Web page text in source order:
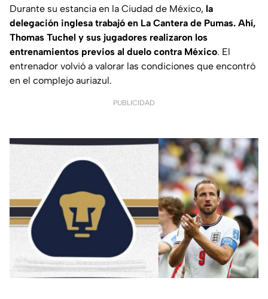
Durante su estancia en la Ciudad de México, la
delegación inglesa trabajó en La Cantera de Pumas. Ahí,
Thomas Tuchel y sus jugadores realizaron los
entrenamientos previos al duelo contra México. El
entrenador volvió a valorar las condiciones que encontró
en el complejo auriazul.
PUBLICIDAD